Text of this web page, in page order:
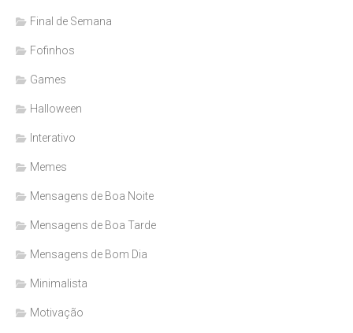
Final de Semana
Fofinhos
Games
Halloween
Interativo
Memes
Mensagens de Boa Noite
Mensagens de Boa Tarde
Mensagens de Bom Dia
Minimalista
Motivação